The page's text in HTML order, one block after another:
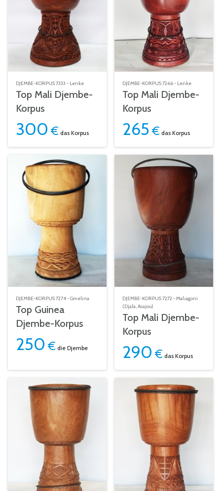
DJEMBE-KORPUS 7333 - Lenke
Top Mali Djembe-
Korpus
300 € das Korpus
DJEMBE-KORPUS 7266 - Lenke
Top Mali Djembe-
Korpus
265 € das Korpus
DJEMBE-KORPUS 7274 - Gmelina
Top Guinea
Djembe-Korpus
250 € die Djembe
DJEMBE-KORPUS 7272 - Mahagoni
(Djala, Acajou)
Top Mali Djembe-
Korpus
290 € das Korpus